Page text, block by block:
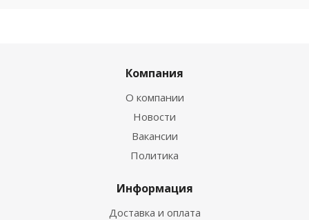
Компания
О компании
Новости
Вакансии
Политика
Информация
Доставка и оплата